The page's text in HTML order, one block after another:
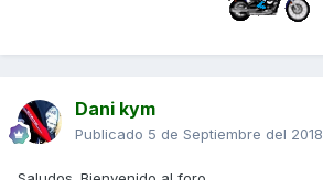
Dani kym
Publicado 5 de Septiembre del 2018